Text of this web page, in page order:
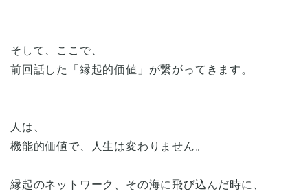
そして、ここで、
前回話した「縁起的価値」が繋がってきます。
人は、
機能的価値で、人生は変わりません。
縁起のネットワーク、その海に飛び込んだ時に、